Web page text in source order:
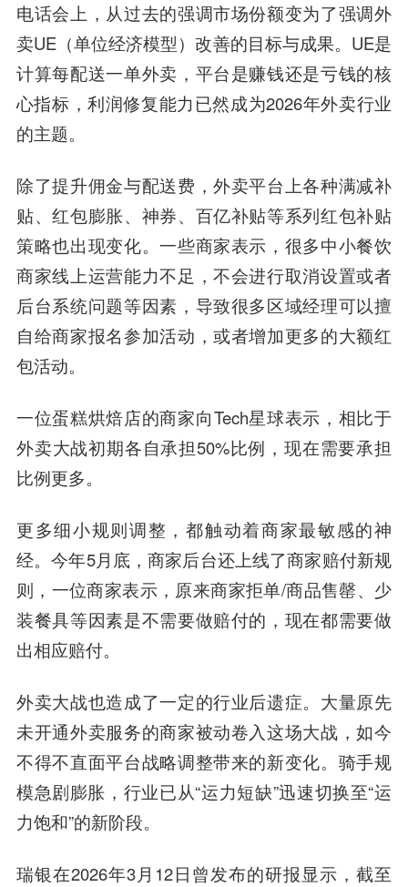
电话会上，从过去的强调市场份额变为了强调外
卖UE（单位经济模型）改善的目标与成果。UE是
计算每配送一单外卖，平台是赚钱还是亏钱的核
心指标，利润修复能力已然成为2026年外卖行业
的主题。
除了提升佣金与配送费，外卖平台上各种满减补
贴、红包膨胀、神券、百亿补贴等系列红包补贴
策略也出现变化。一些商家表示，很多中小餐饮
商家线上运营能力不足，不会进行取消设置或者
后台系统问题等因素，导致很多区域经理可以擅
自给商家报名参加活动，或者增加更多的大额红
包活动。
一位蛋糕烘焙店的商家向Tech星球表示，相比于
外卖大战初期各自承担50%比例，现在需要承担
比例更多。
更多细小规则调整，都触动着商家最敏感的神
经。今年5月底，商家后台还上线了商家赔付新规
则，一位商家表示，原来商家拒单/商品售罄、少
装餐具等因素是不需要做赔付的，现在都需要做
出相应赔付。
外卖大战也造成了一定的行业后遗症。大量原先
未开通外卖服务的商家被动卷入这场大战，如今
不得不直面平台战略调整带来的新变化。骑手规
模急剧膨胀，行业已从“运力短缺”迅速切换至“运
力饱和”的新阶段。
瑞银在2026年3月12日曾发布的研报显示，截至